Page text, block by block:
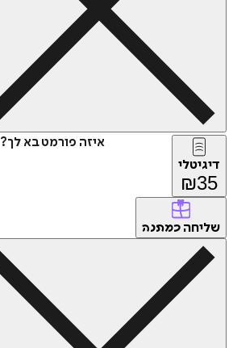
איזה פורמט בא לך?
דיגיטלי
₪35
שליחה כמתנה